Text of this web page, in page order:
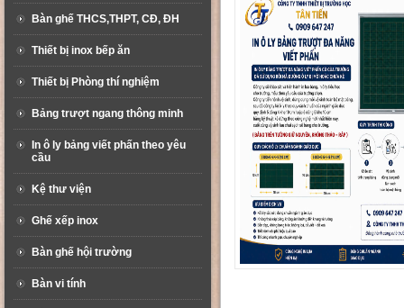
Bàn ghế THCS,THPT, CĐ, ĐH
Thiết bị inox bếp ăn
Thiết bị Phòng thí nghiệm
Bảng trượt ngang thông minh
In ô ly bảng viết phấn theo yêu
cầu
Kệ thư viện
Ghế xếp inox
Bàn ghế hội trường
Bàn vi tính